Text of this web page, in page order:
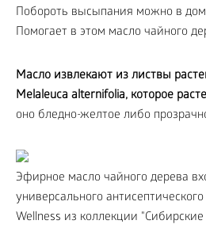
Побороть высыпания можно в
Помогает в этом масло чайного
Масло извлекают из листвы
Melaleuca alternifolia, которое
оно бледно-желтое либо
Эфирное масло чайного дерева
универсального
Wellness из коллекции